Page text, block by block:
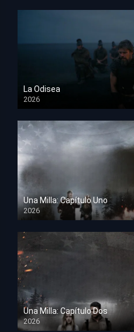
La Odisea
2026
TS Screener
Una Milla: Capítulo Uno
2026
HD 1080p
Una Milla: Capítulo Dos
2026
HD 1080p